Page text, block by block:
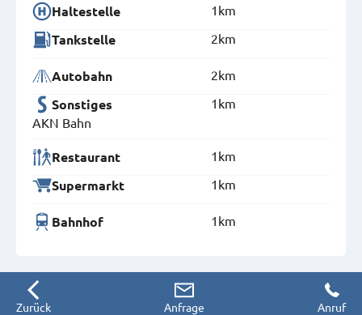
Haltestelle 1km
Tankstelle 2km
Autobahn 2km
Sonstiges
AKN Bahn
1km
Restaurant 1km
Supermarkt 1km
Bahnhof 1km
Zurück Anfrage Anruf